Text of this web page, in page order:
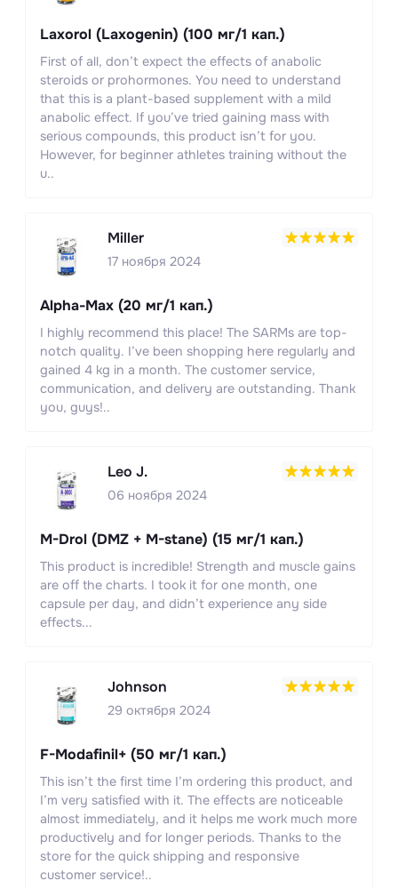
Laxorol (Laxogenin) (100 мг/1 кап.)
First of all, don’t expect the effects of anabolic
steroids or prohormones. You need to understand
that this is a plant-based supplement with a mild
anabolic effect. If you’ve tried gaining mass with
serious compounds, this product isn’t for you.
However, for beginner athletes training without the
u..
Miller
17 ноября 2024
Alpha-Max (20 мг/1 кап.)
I highly recommend this place! The SARMs are top-
notch quality. I’ve been shopping here regularly and
gained 4 kg in a month. The customer service,
communication, and delivery are outstanding. Thank
you, guys!..
Leo J.
06 ноября 2024
M-Drol (DMZ + M-stane) (15 мг/1 кап.)
This product is incredible! Strength and muscle gains
are off the charts. I took it for one month, one
capsule per day, and didn’t experience any side
effects...
Johnson
29 октября 2024
F-Modafinil+ (50 мг/1 кап.)
This isn’t the first time I’m ordering this product, and
I’m very satisfied with it. The effects are noticeable
almost immediately, and it helps me work much more
productively and for longer periods. Thanks to the
store for the quick shipping and responsive
customer service!..